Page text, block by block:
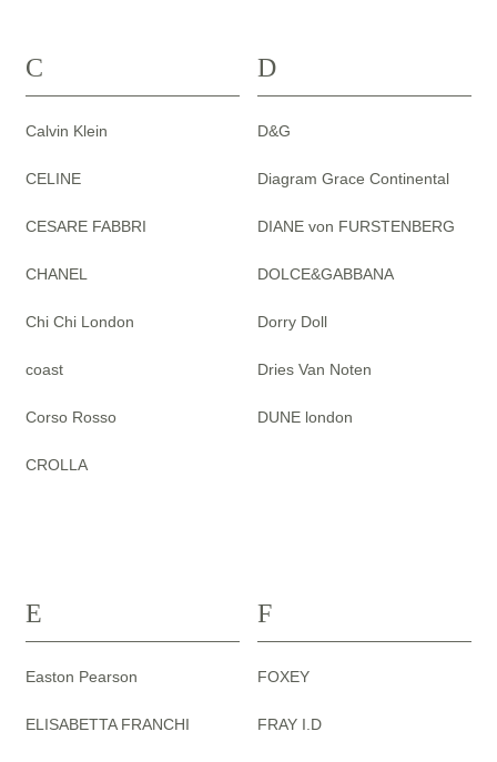
C
Calvin Klein
CELINE
CESARE FABBRI
CHANEL
Chi Chi London
coast
Corso Rosso
CROLLA
D
D&G
Diagram Grace Continental
DIANE von FURSTENBERG
DOLCE&GABBANA
Dorry Doll
Dries Van Noten
DUNE london
E
Easton Pearson
ELISABETTA FRANCHI
F
FOXEY
FRAY I.D